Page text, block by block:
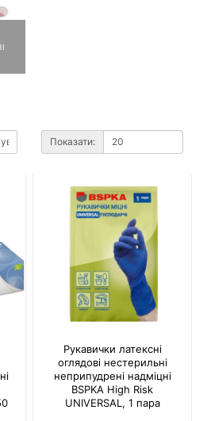
Показати:
Рукавички латексні
оглядові нестерильні
неприпудрені надміцні
BSPKA Hіgh Risk
UNIVERSAL, 1 пара